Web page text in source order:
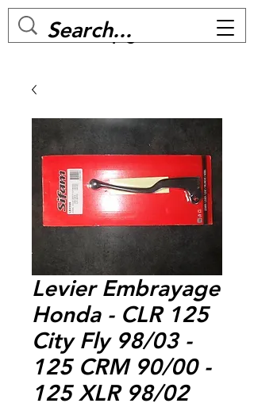
MC BIKE Perpignan
Levier Embrayage
Honda - CLR 125
City Fly 98/03 -
125 CRM 90/00 -
125 XLR 98/02